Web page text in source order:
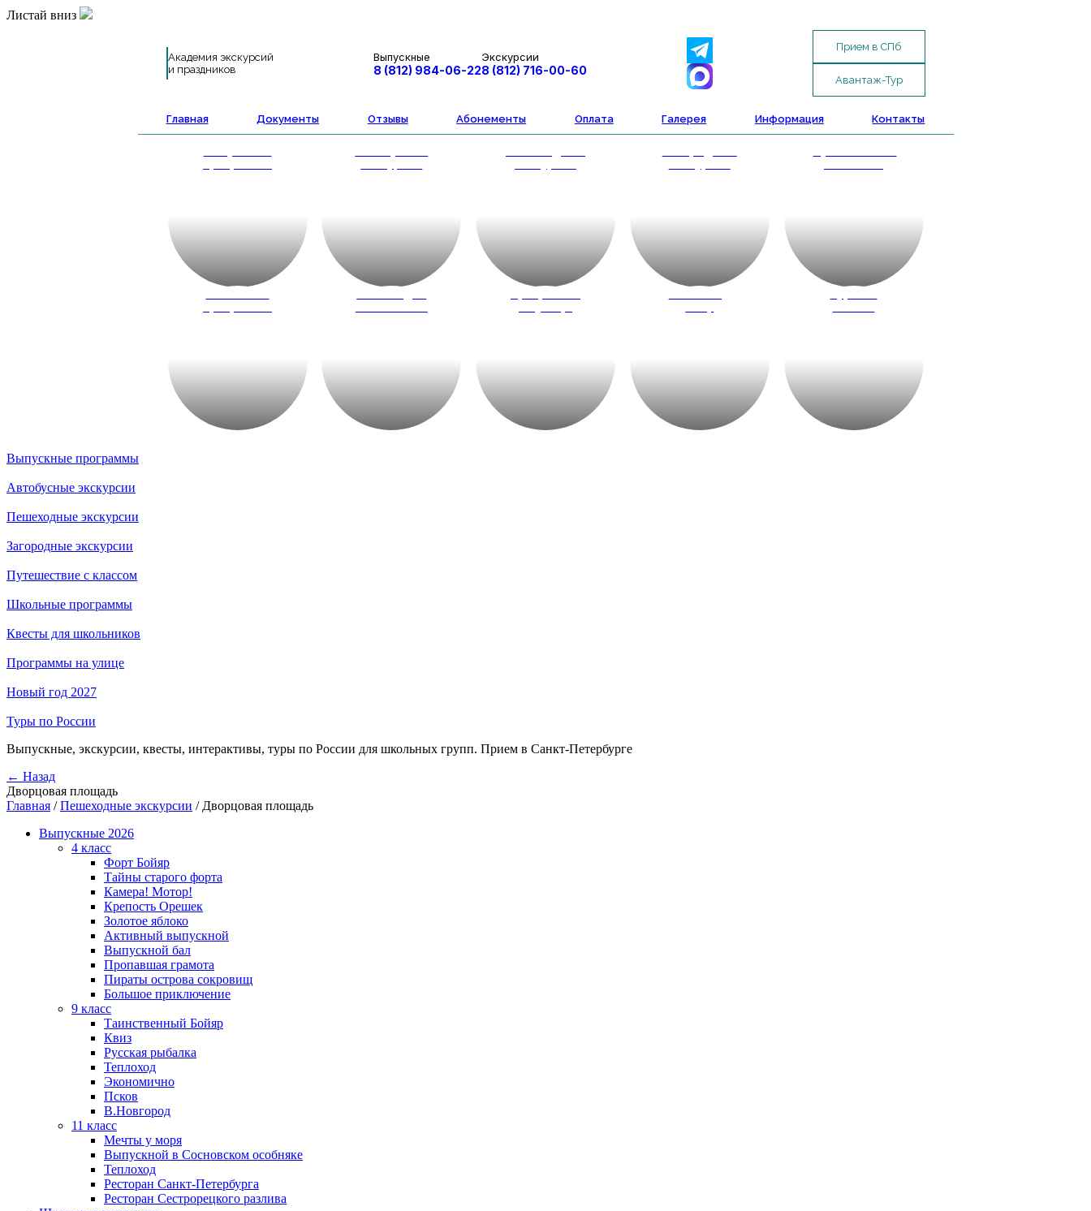
Листай вниз
Академия экскурсий
и праздников
Выпускные
8 (812) 984-06-22
Экскурсии
8 (812) 716-00-60
Прием в СПб
Авантаж-Тур
Главная Документы Отзывы Абонементы Оплата Галерея Информация Контакты
Выпускные программы
Автобусные экскурсии
Пешеходные экскурсии
Загородные экскурсии
Путешествие с классом
Школьные программы
Квесты для школьников
Программы на улице
Новый год 2027
Туры по России
Выпускные, экскурсии, квесты, интерактивы, туры по России для школьных групп. Прием в Санкт-Петербурге
← Назад
Дворцовая площадь
Главная / Пешеходные экскурсии / Дворцовая площадь
Выпускные 2026
4 класс
Форт Бойяр
Тайны старого форта
Камера! Мотор!
Крепость Орешек
Золотое яблоко
Активный выпускной
Выпускной бал
Пропавшая грамота
Пираты острова сокровищ
Большое приключение
9 класс
Таинственный Бойяр
Квиз
Русская рыбалка
Теплоход
Экономично
Псков
В.Новгород
11 класс
Мечты у моря
Выпускной в Сосновском особняке
Теплоход
Ресторан Санкт-Петербурга
Ресторан Сестрорецкого разлива